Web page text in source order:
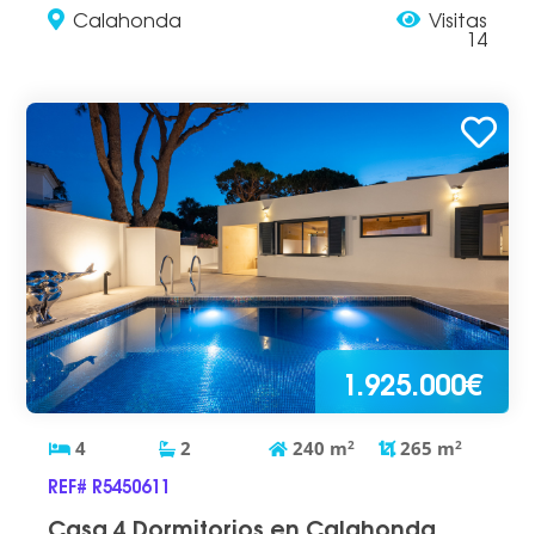
Calahonda Visitas
14
1.925.000€
4 2 240 m2 265 m2
REF# R5450611